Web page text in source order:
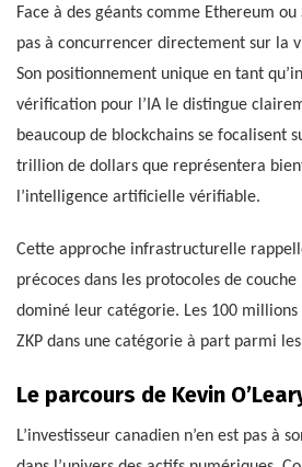
Face à des géants comme Ethereum ou
pas à concurrencer directement sur la
Son positionnement unique en tant
vérification pour l’IA le distingue
beaucoup de blockchains se focalisent
trillion de dollars que représentera
l’intelligence artificielle vérifiable.
Cette approche infrastructurelle
précoces dans les protocoles de
dominé leur catégorie. Les 100
ZKP dans une catégorie à part parmi
Le parcours de Kevin
L’investisseur canadien n’en est pas à